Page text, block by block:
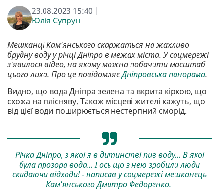
23.08.2023 15:40 |
Юлія Супрун
Мешканці Кам'янського скаржаться на жахливо
брудну воду у річці Дніпро в межах міста. У соцмережі
з'явилося відео, на якому можна побачити масштаб
цього лиха. Про це повідомляєДніпровська панорама.
Видно, що вода Дніпра зелена та вкрита кіркою, що
схожа на плісняву. Також місцеві жителі кажуть, що
від цієї води поширюється нестерпний сморід.
Річка Дніпро, з якоі я в дитинстві пив воду... В якоі
була прозора вода... І ось що з нею зробили люди
скидаючи відходи! - написав у соцмережі мешканець
Кам'янського Дмитро Федоренко.